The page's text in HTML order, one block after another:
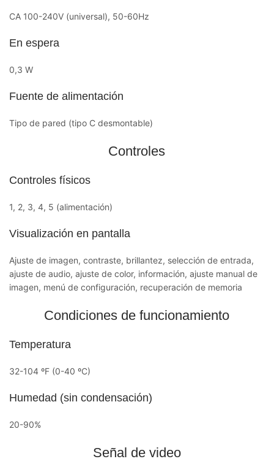
CA 100-240V (universal), 50-60Hz
En espera
0,3 W
Fuente de alimentación
Tipo de pared (tipo C desmontable)
Controles
Controles físicos
1, 2, 3, 4, 5 (alimentación)
Visualización en pantalla
Ajuste de imagen, contraste, brillantez, selección de entrada,
ajuste de audio, ajuste de color, información, ajuste manual de
imagen, menú de configuración, recuperación de memoria
Condiciones de funcionamiento
Temperatura
32-104 ºF (0-40 ºC)
Humedad (sin condensación)
20-90%
Señal de video